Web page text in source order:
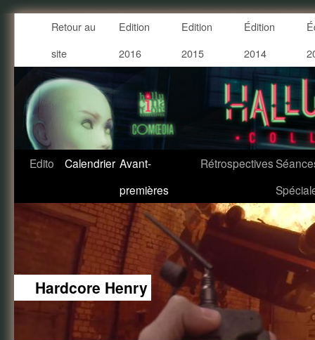
Retour au
site
Edition
2016
Edition
2015
Édition
2014
Edito Calendrier Avant-
premières
Rétrospectives
Hardcore Henry